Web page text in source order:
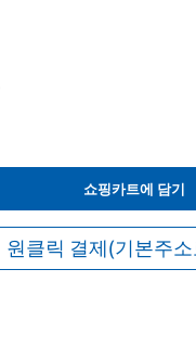
쇼핑카트에 담기
원클릭 결제(기본주